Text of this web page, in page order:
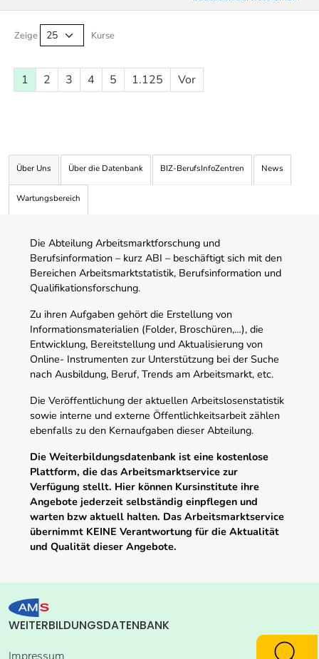
Zeige Kurse
1 2 3 4 5 1.125 Vor
Über Uns Über die Datenbank BIZ-BerufsInfoZentren News
Wartungsbereich
Die Abteilung Arbeitsmarktforschung und
Berufsinformation – kurz ABI – beschäftigt sich mit den
Bereichen Arbeitsmarktstatistik, Berufsinformation und
Qualifikationsforschung.
Zu ihren Aufgaben gehört die Erstellung von
Informationsmaterialien (Folder, Broschüren,…), die
Entwicklung, Bereitstellung und Aktualisierung von
Online- Instrumenten zur Unterstützung bei der Suche
nach Ausbildung, Beruf, Trends am Arbeitsmarkt, etc.
Die Veröffentlichung der aktuellen Arbeitslosenstatistik
sowie interne und externe Öffentlichkeitsarbeit zählen
ebenfalls zu den Kernaufgaben dieser Abteilung.
Die Weiterbildungsdatenbank ist eine kostenlose
Plattform, die das Arbeitsmarktservice zur
Verfügung stellt. Hier können Kursinstitute ihre
Angebote jederzeit selbständig einpflegen und
warten bzw aktuell halten. Das Arbeitsmarktservice
übernimmt KEINE Verantwortung für die Aktualität
und Qualität dieser Angebote.
WEITERBILDUNGSDATENBANK